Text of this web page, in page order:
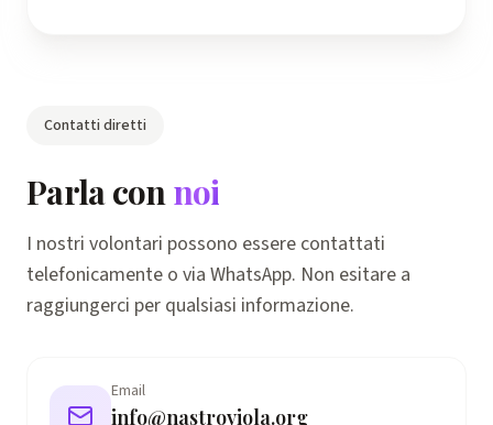
Contatti diretti
Parla connoi
I nostri volontari possono essere contattati
telefonicamente o via WhatsApp. Non esitare a
raggiungerci per qualsiasi informazione.
Email
info@nastroviola.org